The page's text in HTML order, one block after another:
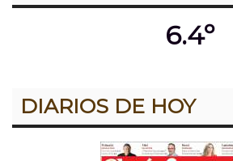
6.4º
DIARIOS DE HOY